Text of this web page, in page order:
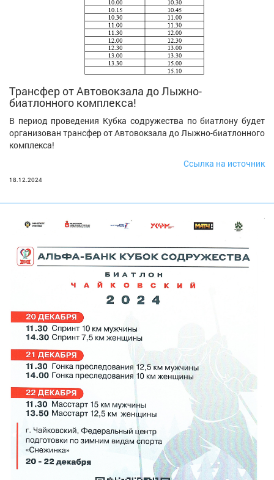
Трансфер от Автовокзала до Лыжно-
биатлонного комплекса!
В период проведения Кубка содружества по биатлону будет
организован трансфер от Автовокзала до Лыжно-биатлонного
комплекса!
Ссылка на источник
18.12.2024